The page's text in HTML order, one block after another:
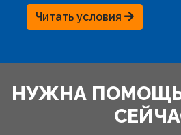
Читать условия
НУЖНА